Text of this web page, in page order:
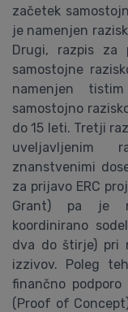
začetek
je namenjen
Drugi, razpis za
samostojne
namenjen
samostojno
do 15 leti. Tretji
uveljavljenim
znanstvenimi
za prijavo ERC
Grant) pa je
koordinirano
dva do štirje) pri
izzivov. Poleg
finančno
(Proof of